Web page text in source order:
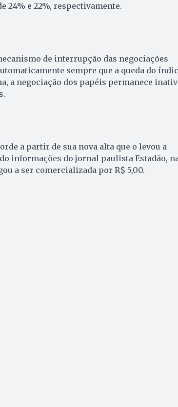
24% e 22%, respectivamente.
de interrupção das negociações
sempre que a queda do
a negociação dos papéis permanece
a partir de sua nova alta que o levou a
informações do jornal paulista Estadão,
a ser comercializada por R$ 5,00.